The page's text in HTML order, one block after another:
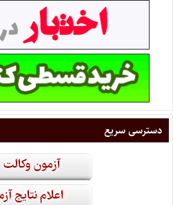
دسترسی سریع